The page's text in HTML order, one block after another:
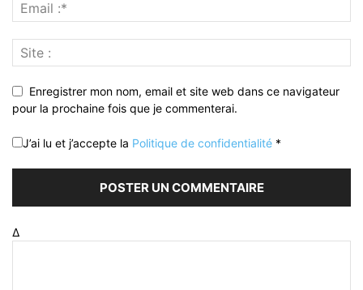
Enregistrer mon nom, email et site web dans ce navigateur
pour la prochaine fois que je commenterai.
J’ai lu et j’accepte la Politique de confidentialité *
Δ